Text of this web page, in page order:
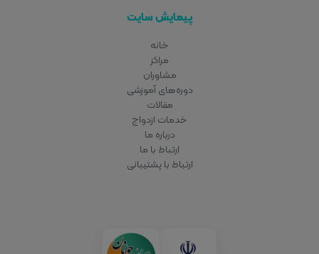
پیمایش سایت
خانه
مراکز
مشاوران
دوره‌های آموزشی
مقالات
خدمات ازدواج
درباره ما
ارتباط با ما
ارتباط با پشتیبانی